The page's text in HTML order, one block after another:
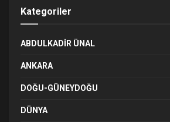
Kategoriler
ABDULKADIR ÜNAL
ANKARA
DOĞU-GÜNEYDOĞU
DÜNYA